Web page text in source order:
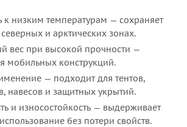
к низким температурам — сохраняет
северных и арктических зонах.
вес при высокой прочности —
мобильных конструкций.
— подходит для тентов,
навесов и защитных укрытий.
и износостойкость — выдерживает
без потери свойств.